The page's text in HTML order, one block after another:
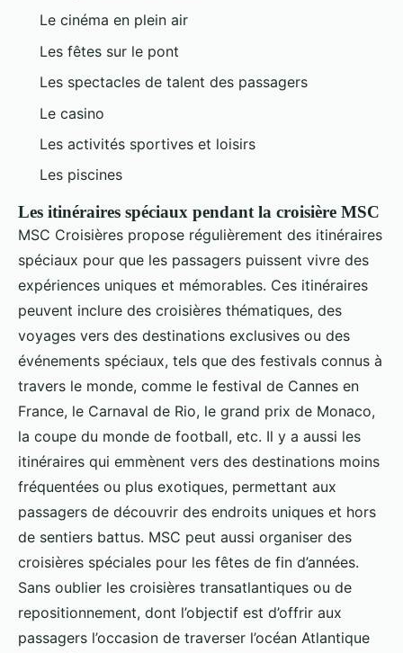
Le cinéma en plein air
Les fêtes sur le pont
Les spectacles de talent des passagers
Le casino
Les activités sportives et loisirs
Les piscines
Les itinéraires spéciaux pendant la croisière MSC
MSC Croisières propose régulièrement des itinéraires
spéciaux pour que les passagers puissent vivre des
expériences uniques et mémorables. Ces itinéraires
peuvent inclure des croisières thématiques, des
voyages vers des destinations exclusives ou des
événements spéciaux, tels que des festivals connus à
travers le monde, comme le festival de Cannes en
France, le Carnaval de Rio, le grand prix de Monaco,
la coupe du monde de football, etc. Il y a aussi les
itinéraires qui emmènent vers des destinations moins
fréquentées ou plus exotiques, permettant aux
passagers de découvrir des endroits uniques et hors
de sentiers battus. MSC peut aussi organiser des
croisières spéciales pour les fêtes de fin d’années.
Sans oublier les croisières transatlantiques ou de
repositionnement, dont l’objectif est d’offrir aux
passagers l’occasion de traverser l’océan Atlantique